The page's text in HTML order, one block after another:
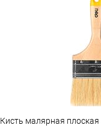
Кисть малярная плоская